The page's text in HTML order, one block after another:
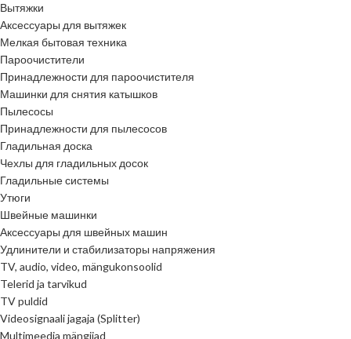
Вытяжки
Аксессуары для вытяжек
Мелкая бытовая техника
Пароочистители
Принадлежности для пароочистителя
Машинки для снятия катышков
Пылесосы
Принадлежности для пылесосов
Гладильная доска
Чехлы для гладильных досок
Гладильные системы
Утюги
Швейные машинки
Аксессуары для швейных машин
Удлинители и стабилизаторы напряжения
TV, audio, video, mängukonsoolid
Telerid ja tarvikud
TV puldid
Videosignaali jagaja (Splitter)
Multimeedia mängijad